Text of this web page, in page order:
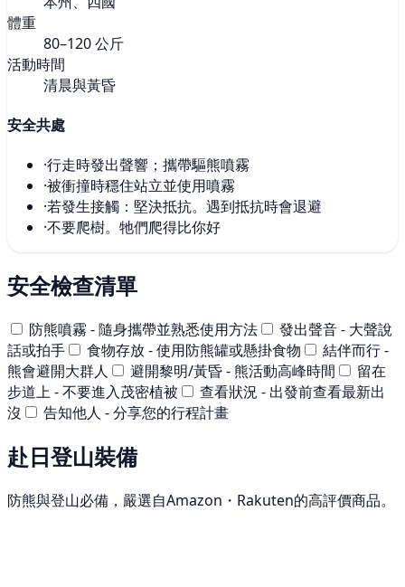
體重
80–120 公斤
活動時間
清晨與黃昏
安全共處
·行走時發出聲響；攜帶驅熊噴霧
·被衝撞時穩住站立並使用噴霧
·若發生接觸：堅決抵抗。遇到抵抗時會退避
·不要爬樹。牠們爬得比你好
安全檢查清單
防熊噴霧 - 隨身攜帶並熟悉使用方法
發出聲音 - 大聲說
話或拍手
食物存放 - 使用防熊罐或懸掛食物
結伴而行 -
熊會避開大群人
避開黎明/黃昏 - 熊活動高峰時間
留在
步道上 - 不要進入茂密植被
查看狀況 - 出發前查看最新出
沒
告知他人 - 分享您的行程計畫
赴日登山裝備
防熊與登山必備，嚴選自Amazon・Rakuten的高評價商品。